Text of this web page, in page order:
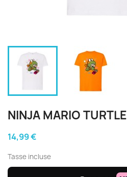
NINJA MARIO TURTLE
14,99 €
Tasse incluse